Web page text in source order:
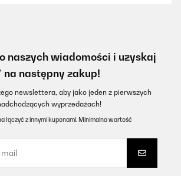
naszych wiadomości i uzyskaj
na następny zakup!
newslettera, aby jako jeden z pierwszych
wyprzedażach!
łączyć z innymi kuponami. Minimalna wartość